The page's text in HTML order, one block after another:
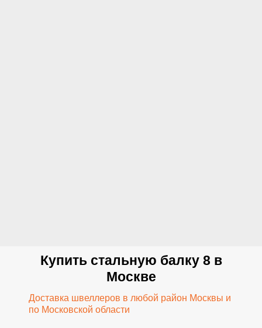
Купить стальную балку 8 в
Москве
Доставка швеллеров в любой район Москвы и
по Московской области